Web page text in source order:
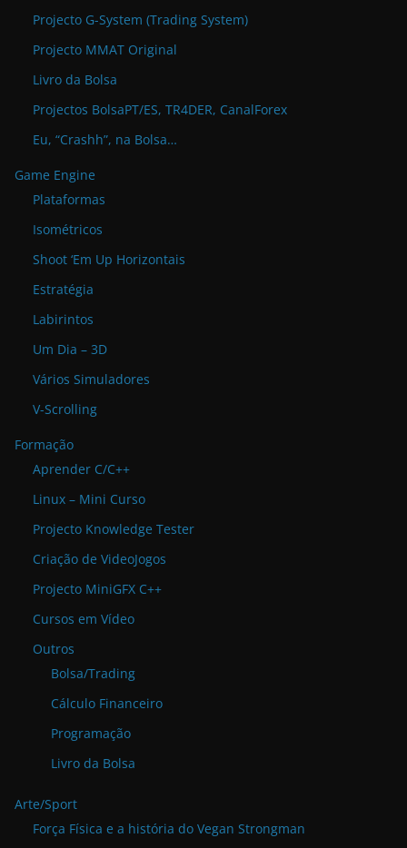
Projecto G-System (Trading System)
Projecto MMAT Original
Livro da Bolsa
Projectos BolsaPT/ES, TR4DER, CanalForex
Eu, “Crashh”, na Bolsa…
Game Engine
Plataformas
Isométricos
Shoot ‘Em Up Horizontais
Estratégia
Labirintos
Um Dia – 3D
Vários Simuladores
V-Scrolling
Formação
Aprender C/C++
Linux – Mini Curso
Projecto Knowledge Tester
Criação de VideoJogos
Projecto MiniGFX C++
Cursos em Vídeo
Outros
Bolsa/Trading
Cálculo Financeiro
Programação
Livro da Bolsa
Arte/Sport
Força Física e a história do Vegan Strongman